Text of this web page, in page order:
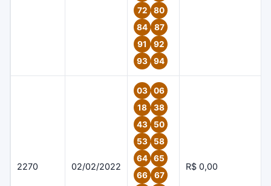
72
80
84
87
91
92
93
94
2270 02/02/2022
03
06
18
38
43
50
53
58
64
65
66
67
R$ 0,00